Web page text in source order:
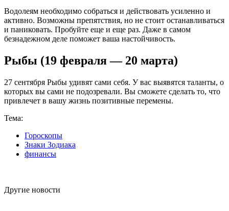
Водолеям необходимо собраться и действовать усиленно и
активно. Возможны препятствия, но не стоит останавливаться
и паниковать. Пробуйте еще и еще раз. Даже в самом
безнадежном деле поможет ваша настойчивость.
Рыбы (19 февраля — 20 марта)
27 сентября Рыбы удивят сами себя. У вас выявятся таланты, о
которых вы сами не подозревали. Вы сможете сделать то, что
привлечет в вашу жизнь позитивные перемены.
Тема:
Гороскопы
Знаки Зодиака
финансы
Другие новости